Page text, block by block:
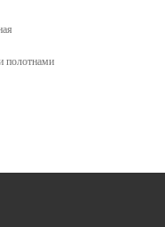
полотнами